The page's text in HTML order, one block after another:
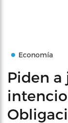
Economía
Piden a